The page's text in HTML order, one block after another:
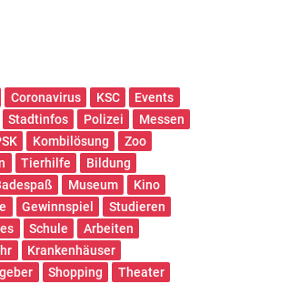
Coronavirus KSC
Events
Stadtinfos Polizei
Messen
Kombilösung
Zoo
Tierhilfe
Bildung
Museum
Kino
Gewinnspiel
Studieren
Schule
Arbeiten
Krankenhäuser
Shopping
Theater